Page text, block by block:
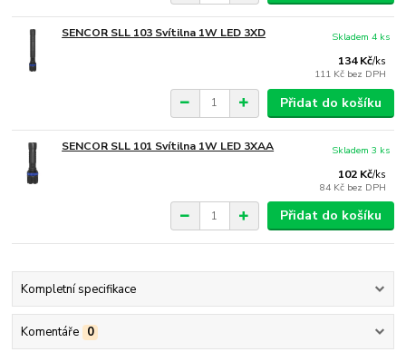
SENCOR SLL 103 Svítilna 1W LED 3XD
134 Kč/ks
111 Kč bez DPH
Skladem 4 ks
Přidat do košíku
SENCOR SLL 101 Svítilna 1W LED 3XAA
102 Kč/ks
84 Kč bez DPH
Skladem 3 ks
Přidat do košíku
Kompletní specifikace
Komentáře 0